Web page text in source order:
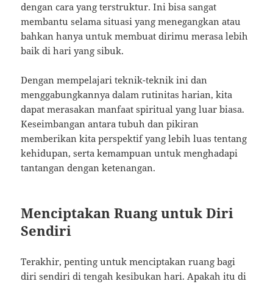
dengan cara yang terstruktur. Ini bisa sangat
membantu selama situasi yang menegangkan atau
bahkan hanya untuk membuat dirimu merasa lebih
baik di hari yang sibuk.
Dengan mempelajari teknik-teknik ini dan
menggabungkannya dalam rutinitas harian, kita
dapat merasakan manfaat spiritual yang luar biasa.
Keseimbangan antara tubuh dan pikiran
memberikan kita perspektif yang lebih luas tentang
kehidupan, serta kemampuan untuk menghadapi
tantangan dengan ketenangan.
Menciptakan Ruang untuk Diri
Sendiri
Terakhir, penting untuk menciptakan ruang bagi
diri sendiri di tengah kesibukan hari. Apakah itu di